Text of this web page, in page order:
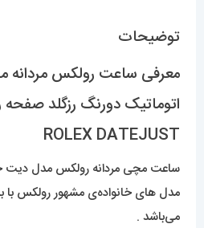
توضیحات
معرفی ساعت رولکس
ROLEX DATEJUST
ساعت مچی مردانه رولکس مدل دیت
مدل های خانواده‌ی مشهور رولکس با
می‌باشد .